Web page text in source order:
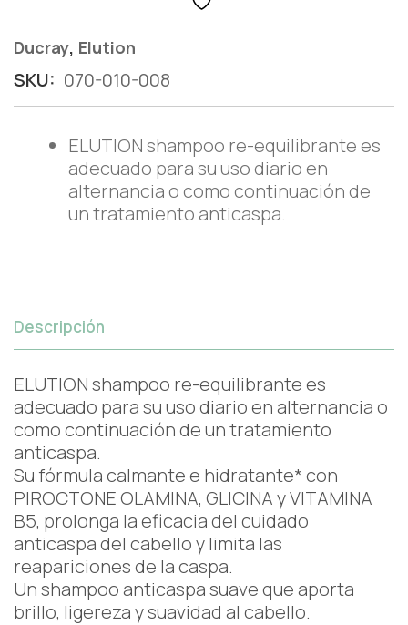
Ducray, Elution
SKU: 070-010-008
ELUTION shampoo re-equilibrante es
adecuado para su uso diario en
alternancia o como continuación de
un tratamiento anticaspa.
Descripción
ELUTION shampoo re-equilibrante es
adecuado para su uso diario en alternancia o
como continuación de un tratamiento
anticaspa.
Su fórmula calmante e hidratante* con
PIROCTONE OLAMINA, GLICINA y VITAMINA
B5, prolonga la eficacia del cuidado
anticaspa del cabello y limita las
reapariciones de la caspa.
Un shampoo anticaspa suave que aporta
brillo, ligereza y suavidad al cabello.